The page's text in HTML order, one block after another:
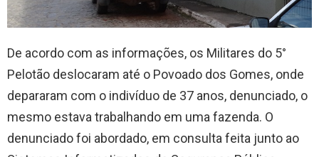
De acordo com as informações, os Militares do 5°
Pelotão deslocaram até o Povoado dos Gomes, onde
depararam com o indivíduo de 37 anos, denunciado, o
mesmo estava trabalhando em uma fazenda. O
denunciado foi abordado, em consulta feita junto ao